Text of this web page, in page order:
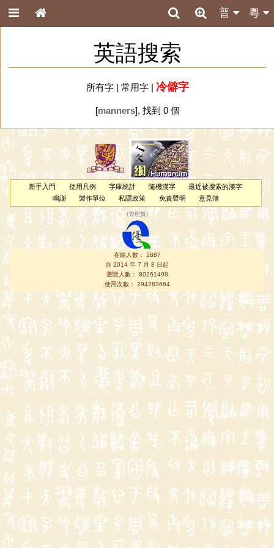
粵
普
英語搜索
所有字| 常用字| 冷僻字
[manners], 找到 0 個
新手入門 使用凡例 字庫統計 隨機漢字
最近被搜索的漢字
鳴謝
製作單位 私隱政策 免責聲明 意見簿
（管理員 ）
在線人數： 2887
自 2014 年 7 月 8 日起
瀏覽人數： 80261498
使用次數： 294283664